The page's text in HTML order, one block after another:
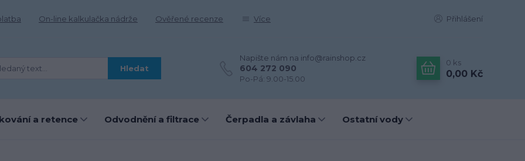
On-line kalkulačka nádrže Ověřené recenze Více Přihlášení
Hledat
Napište nám na info@rainshop.cz
604 272 090
Po-Pá: 9.00-15.00
0 ks
0,00 Kč
a retence Odvodnění a filtrace Čerpadla a závlaha Ostatní vody